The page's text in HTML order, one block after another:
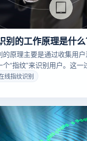
别的工作原理是什么
的原理主要是通过收集用
“指纹”来识别用户。这一
、设备硬件特征等多个维度
合其强大的隐私保护和防
线指纹识别